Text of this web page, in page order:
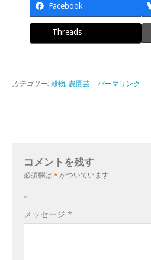
Facebook
Threads
カテゴリー: 穀物, 農園芸 パーマリンク
コメントを残す
必須欄は * がついています
。
メッセージ *